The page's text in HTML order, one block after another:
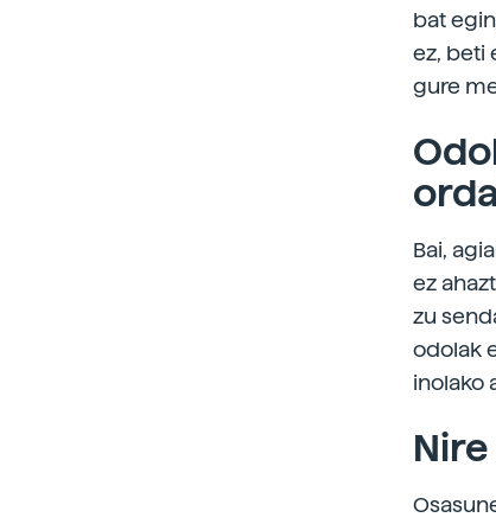
bat
ez, beti
gure
Bai,
ez
zu
odolak
inolako